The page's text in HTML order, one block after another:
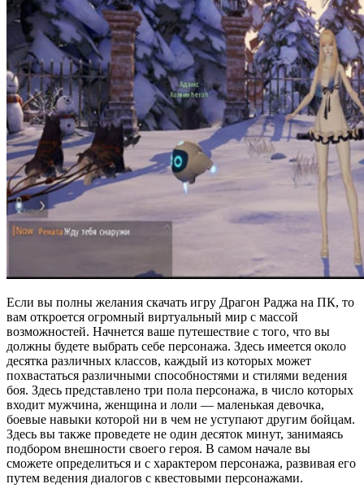
Если вы полны желания скачать игру Драгон Раджа на ПК, то
вам откроется огромный виртуальный мир с массой
возможностей. Начнется ваше путешествие с того, что вы
должны будете выбрать себе персонажа. Здесь имеется около
десятка различных классов, каждый из которых может
похвастаться различными способностями и стилями ведения
боя. Здесь представлено три пола персонажа, в число которых
входит мужчина, женщина и лоли — маленькая девочка,
боевые навыки которой ни в чем не уступают другим бойцам.
Здесь вы также проведете не один десяток минут, занимаясь
подбором внешности своего героя. В самом начале вы
сможете определиться и с характером персонажа, развивая его
путем ведения диалогов с квестовыми персонажами.